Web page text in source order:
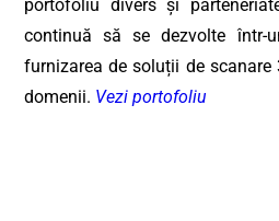
portofoliu divers și
continuă să se dezvolte într-
furnizarea de soluții de scanare
domenii. Vezi portofoliu